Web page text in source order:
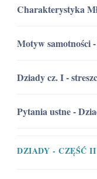
Charakterystyka
Motyw samotności
Dziady cz. I -
Pytania ustne -
DZIADY - CZĘŚĆ II